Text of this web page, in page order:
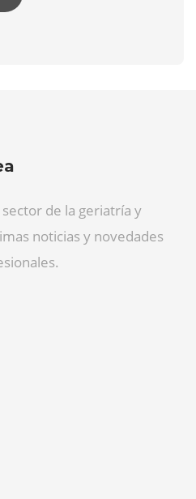
de la geriatría y
noticias y novedades